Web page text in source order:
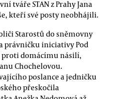
tváře STAN z Prahy Jana
kteří své posty neobhájili.
Starostů do sněmovny
právničku iniciativy Pod
domácímu násilí,
Chochelovou.
poslance a jedničku
přeskočila